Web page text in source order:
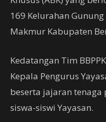
169 Kelurahan
Makmur Kabupaten
Kedatangan Tim
Kepala Pengurus
beserta jajaran
siswa-siswi Yayasan.